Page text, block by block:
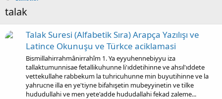
talak
Talak Suresi (Alfabetik Sıra) Arapça Yazılışı ve
Latince Okunuşu ve Türkce aciklamasi
Bismillahirrahmânirrahîm 1. Ya eyyuhennebiyyu iza
tallaktumunnisae fetallikuhunne li'ıddetihinne ve ahsıl'ıddete
vettekullahe rabbekum la tuhricuhunne min buyutihinne ve la
yahrucne illa en ye'tiyne bifahışetin mubeyyinetin ve tilke
hududullahi ve men yete'adde hududallahi fekad zaleme...